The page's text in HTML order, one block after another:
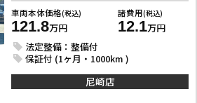
車両本体価格(税込)
121.8万円
諸費用(税込)
12.1万円
法定整備：整備付
保証付 (1ヶ月・1000km )
尼崎店